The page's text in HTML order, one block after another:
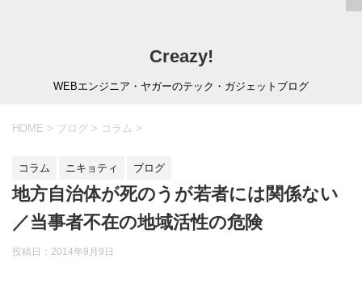
Creazy!
WEBエンジニア・ヤガーのテック・ガジェットブログ
HOME > ブログ > コラム >
コラム ニキョティ ブログ
地方自治体が死のうが若者には関係ない
／当事者不在の地域活性の危険
投稿日： 2014年9月9日